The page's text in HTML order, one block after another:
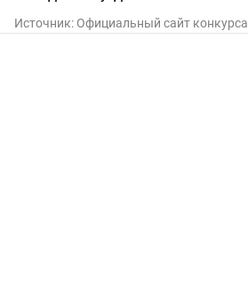
Источник: Официальный сайт конкурса